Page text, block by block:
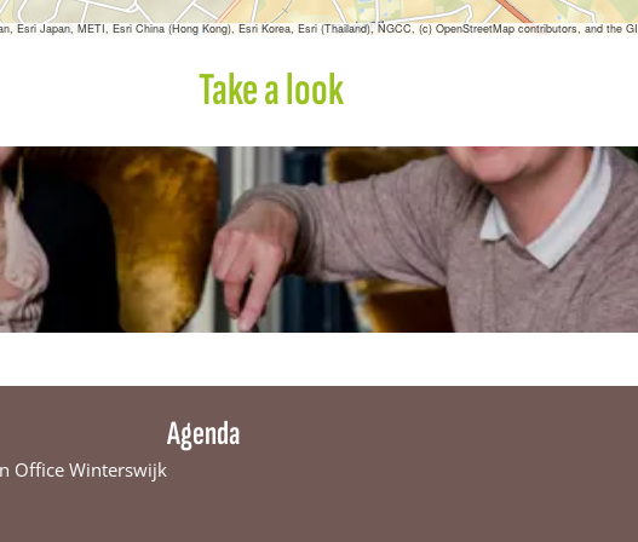
6
Esri Japan, METI, Esri China (Hong Kong), Esri Korea, Esri (Thailand), NGCC, (c) OpenStreetMap contributors, and the
Take a look
Office Winterswijk
Agenda